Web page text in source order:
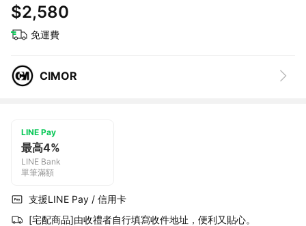
$2,580
免運費
CIMOR
LINE Pay
最高4%
LINE Bank
單筆滿額
支援LINE Pay / 信用卡
[宅配商品]由收禮者自行填寫收件地址，便利又貼心。